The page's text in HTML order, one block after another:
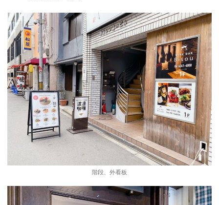
階段、外看板